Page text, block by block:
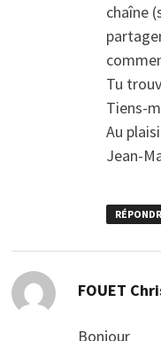
chaîne
Tu
Tiens-
Au
Jean-
FOUET
Bonjour